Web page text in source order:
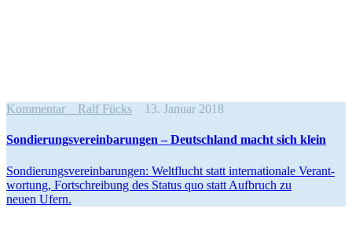
Kommentar Ralf Fücks 13. Januar 2018
Sondie­rungs­ver­ein­ba­rungen – Deutschland macht sich klein
Sondie­rungs­ver­ein­ba­rungen: Weltflucht statt inter­na­tionale Verant­
wortung, Fortschreibung des Status quo statt Aufbruch zu
neuen Ufern.